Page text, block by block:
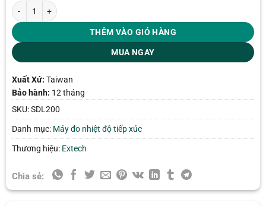
Máy đo nhiệt độ tiếp xúc Extech SDL200 (4 kênh) số lượng
THÊM VÀO GIỎ HÀNG
MUA NGAY
Xuất Xứ: Taiwan
Bảo hành: 12 tháng
SKU:SDL200
Danh mục: Máy đo nhiệt độ tiếp xúc
Thương hiệu: Extech
Chia sẻ: